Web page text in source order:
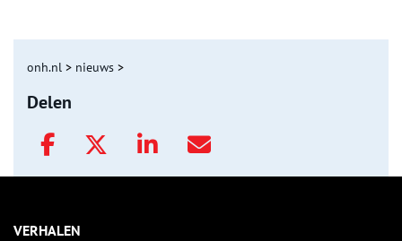
onh.nl > nieuws >
Delen
VERHALEN